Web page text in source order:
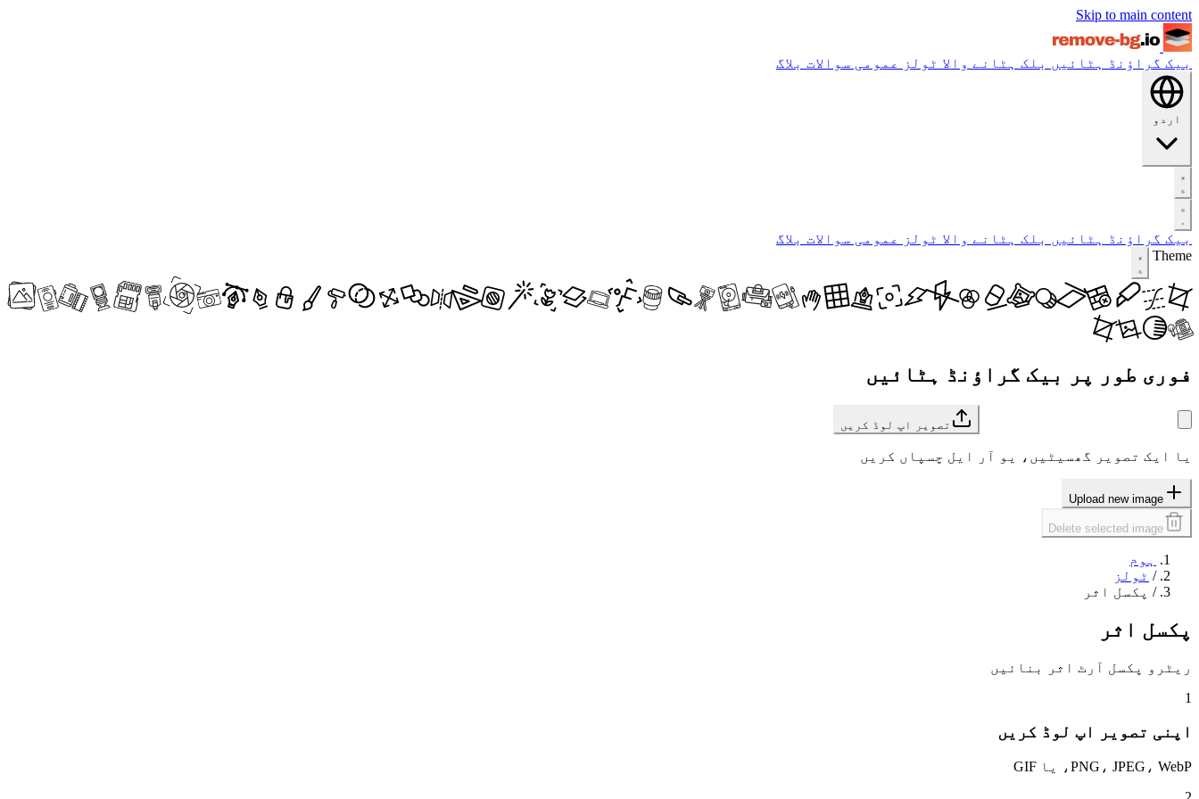
Skip to main content
بیک گراؤنڈ ہٹائیں بلک ہٹانے والا ٹولز عمومی سوالات بلاگ
اردو
بیک گراؤنڈ ہٹائیں بلک ہٹانے والا ٹولز عمومی سوالات بلاگ
Theme
فوری طور پر بیک گراؤنڈ ہٹائیں
تصویر اپ لوڈ کریں
یا ایک تصویر گھسیٹیں، یو آر ایل چسپاں کریں
Upload new image
Delete selected image
ہوم
/ ٹولز
/ پکسل اثر
پکسل اثر
ریٹرو پکسل آرٹ اثر بنائیں
1
اپنی تصویر اپ لوڈ کریں
PNG، JPEG، WebP، یا GIF